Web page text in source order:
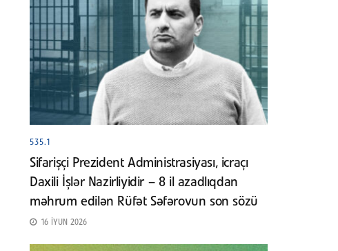
535.1
Sifarişçi Prezident Administrasiyası, icraçı
Daxili İşlər Nazirliyidir – 8 il azadlıqdan
məhrum edilən Rüfət Səfərovun son sözü
16 İYUN 2026